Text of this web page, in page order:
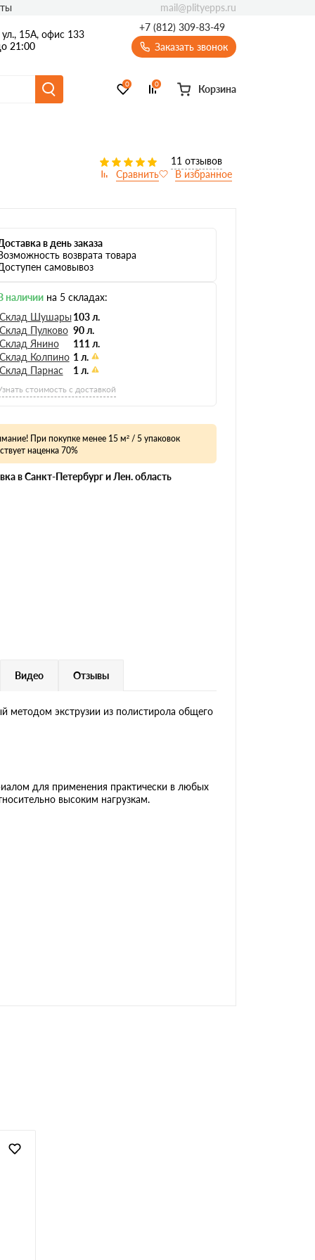
15А, офис 133
21:00
+7 (812) 309-83-49
Заказать звонок
0 0 Корзина
mail@plityepps.ru
11 отзывов
в день заказа
возврата товара
самовывоз
наличиина 5 складах:
Шушары 103 л.
Пулково 90 л.
Янино
111 л.
Колпино 1 л.
Парнас
1 л.
стоимость с доставкой
При покупке менее 15 м² / 5 упаковок
наценка 70%
в Санкт-Петербург и Лен. область
Видео Отзывы
экструзии из полистирола общего
для применения практически в любых
высоким нагрузкам.